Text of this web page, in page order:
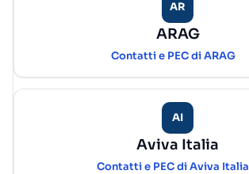
AR
ARAG
Contatti e PEC di ARAG
AI
Aviva Italia
Contatti e PEC di Aviva Italia